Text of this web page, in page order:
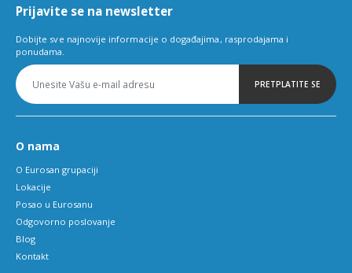
Prijavite se na newsletter
Dobijte sve najnovije informacije o događajima, rasprodajama i
ponudama.
PRETPLATITE SE
O nama
O Eurosan grupaciji
Lokacije
Posao u Eurosanu
Odgovorno poslovanje
Blog
Kontakt